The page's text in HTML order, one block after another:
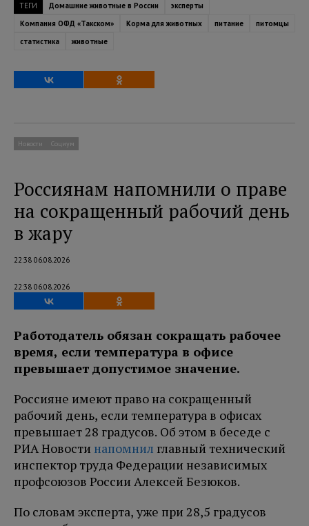
ТЕГИ Домашние животные в России
эксперты
Компания ОФД «Такском»
Корма для животных питание
питомцы
статистика
животные
Новости Социум
Россиянам напомнили о праве
на сокращенный рабочий день
в жару
22:38 06.08.2026
22:38 06.08.2026
Работодатель обязан сокращать рабочее
время, если температура в офисе
превышает допустимое значение.
Россияне имеют право на сокращенный
рабочий день, если температура в офисах
превышает 28 градусов. Об этом в беседе с
РИА Новости напомнил главный технический
инспектор труда Федерации независимых
профсоюзов России Алексей Безюков.
По словам эксперта, уже при 28,5 градусов